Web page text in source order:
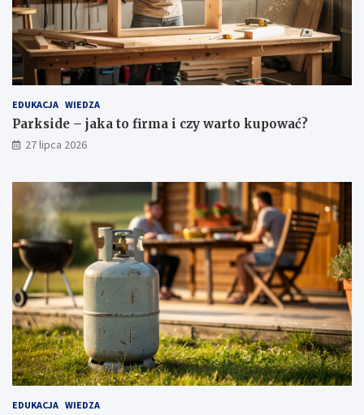
EDUKACJA WIEDZA
Parkside – jaka to firma i czy warto kupować?
27 lipca 2026
EDUKACJA WIEDZA